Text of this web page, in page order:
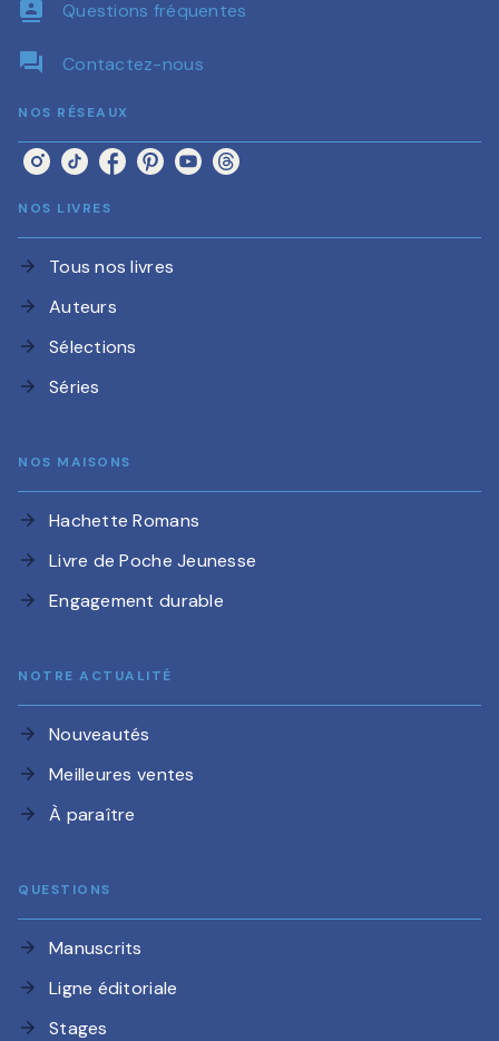
contacts Questions fréquentes
question_answer Contactez-nous
NOS RÉSEAUX
NOS LIVRES
arrow_forward Tous nos livres
arrow_forward Auteurs
arrow_forward Sélections
arrow_forward Séries
NOS MAISONS
arrow_forward Hachette Romans
arrow_forward Livre de Poche Jeunesse
arrow_forward Engagement durable
NOTRE ACTUALITÉ
arrow_forward Nouveautés
arrow_forward Meilleures ventes
arrow_forward À paraître
QUESTIONS
arrow_forward Manuscrits
arrow_forward Ligne éditoriale
arrow_forward Stages